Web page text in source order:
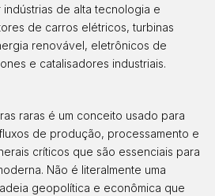
de alta tecnologia e
de carros elétricos, turbinas
renovável, eletrônicos de
e catalisadores industriais.
raras é um conceito usado para
de produção, processamento e
críticos que são essenciais para
Não é literalmente uma
geopolítica e econômica que